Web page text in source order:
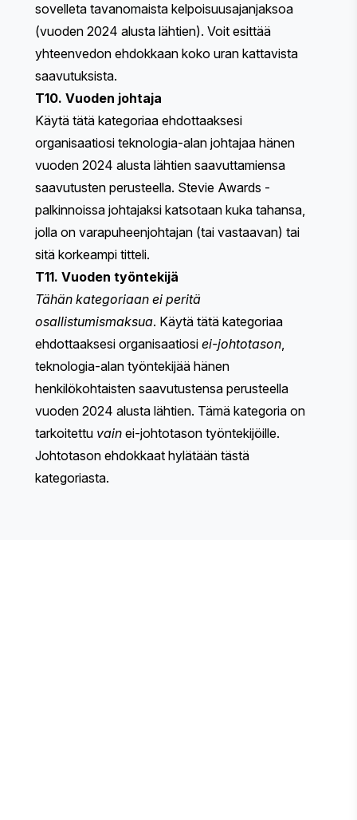
sovelleta tavanomaista kelpoisuusajanjaksoa
(vuoden 2024 alusta lähtien). Voit esittää
yhteenvedon ehdokkaan koko uran kattavista
saavutuksista.
T10. Vuoden johtaja
Käytä tätä kategoriaa ehdottaaksesi
organisaatiosi teknologia-alan johtajaa hänen
vuoden 2024 alusta lähtien saavuttamiensa
saavutusten perusteella. Stevie Awards -
palkinnoissa johtajaksi katsotaan kuka tahansa,
jolla on varapuheenjohtajan (tai vastaavan) tai
sitä korkeampi titteli.
T11. Vuoden työntekijä
Tähän kategoriaan ei peritä
osallistumismaksua. Käytä tätä kategoriaa
ehdottaaksesi organisaatiosi ei-johtotason,
teknologia-alan työntekijää hänen
henkilökohtaisten saavutustensa perusteella
vuoden 2024 alusta lähtien. Tämä kategoria on
tarkoitettu vain ei-johtotason työntekijöille.
Johtotason ehdokkaat hylätään tästä
kategoriasta.